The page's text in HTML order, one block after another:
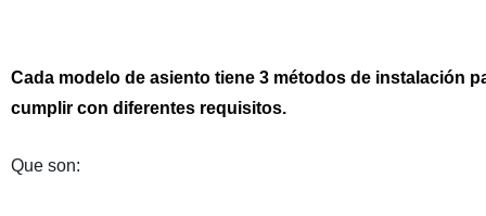
Cada modelo de asiento tiene 3 métodos de instalación
cumplir con diferentes requisitos.
Que son: